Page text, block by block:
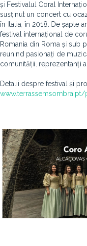
și Festivalul Coral
susținut un concert cu
în Italia, în 2018. De șapte
festival internațional de
Romania din Roma și sub
reunind pasionați de
comunității, reprezentanți
Detalii despre festival și
www.terrassemsombra.pt/